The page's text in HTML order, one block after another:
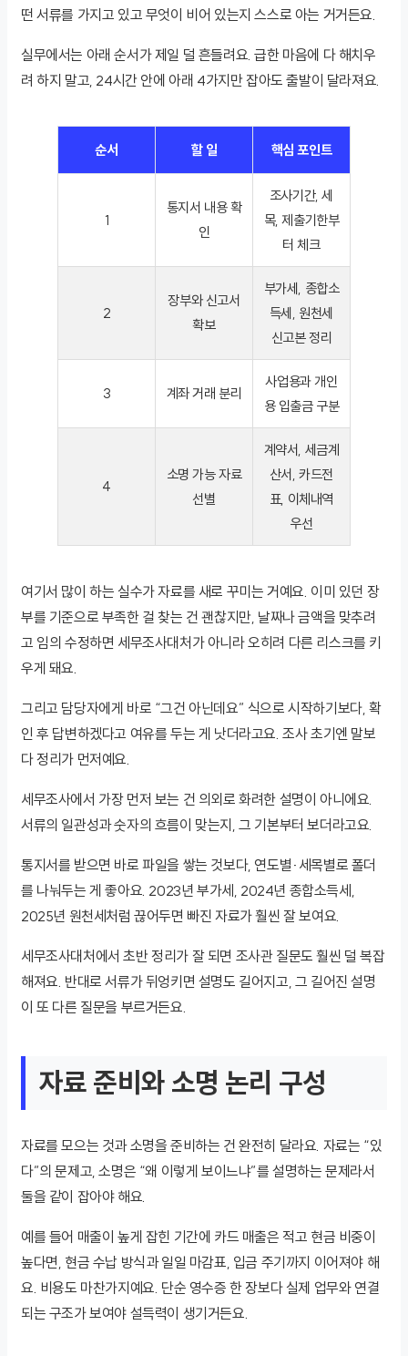
떤 서류를 가지고 있고 무엇이 비어 있는지 스스로 아는 거거든요.
실무에서는 아래 순서가 제일 덜 흔들려요. 급한 마음에 다 해치우
려 하지 말고, 24시간 안에 아래 4가지만 잡아도 출발이 달라져요.
순서 할 일 핵심 포인트
1
통지서 내용 확
인
조사기간, 세
목, 제출기한부
터 체크
2
장부와 신고서
확보
부가세, 종합소
득세, 원천세
신고본 정리
3 계좌 거래 분리
사업용과 개인
용 입출금 구분
4
소명 가능 자료
선별
계약서, 세금계
산서, 카드전
표, 이체내역
우선
여기서 많이 하는 실수가 자료를 새로 꾸미는 거예요. 이미 있던 장
부를 기준으로 부족한 걸 찾는 건 괜찮지만, 날짜나 금액을 맞추려
고 임의 수정하면 세무조사대처가 아니라 오히려 다른 리스크를 키
우게 돼요.
그리고 담당자에게 바로 “그건 아닌데요” 식으로 시작하기보다, 확
인 후 답변하겠다고 여유를 두는 게 낫더라고요. 조사 초기엔 말보
다 정리가 먼저예요.
세무조사에서 가장 먼저 보는 건 의외로 화려한 설명이 아니에요.
서류의 일관성과 숫자의 흐름이 맞는지, 그 기본부터 보더라고요.
통지서를 받으면 바로 파일을 쌓는 것보다, 연도별·세목별로 폴더
를 나눠두는 게 좋아요. 2023년 부가세, 2024년 종합소득세,
2025년 원천세처럼 끊어두면 빠진 자료가 훨씬 잘 보여요.
세무조사대처에서 초반 정리가 잘 되면 조사관 질문도 훨씬 덜 복잡
해져요. 반대로 서류가 뒤엉키면 설명도 길어지고, 그 길어진 설명
이 또 다른 질문을 부르거든요.
자료 준비와 소명 논리 구성
자료를 모으는 것과 소명을 준비하는 건 완전히 달라요. 자료는 “있
다”의 문제고, 소명은 “왜 이렇게 보이느냐”를 설명하는 문제라서
둘을 같이 잡아야 해요.
예를 들어 매출이 높게 잡힌 기간에 카드 매출은 적고 현금 비중이
높다면, 현금 수납 방식과 일일 마감표, 입금 주기까지 이어져야 해
요. 비용도 마찬가지예요. 단순 영수증 한 장보다 실제 업무와 연결
되는 구조가 보여야 설득력이 생기거든요.